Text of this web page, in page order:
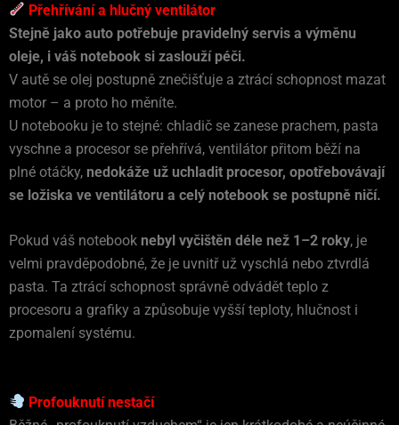
Přehřívání a hlučný ventilátor
Stejně jako auto potřebuje pravidelný servis a výměnu
oleje, i váš notebook si zaslouží péči.
V autě se olej postupně znečišťuje a ztrácí schopnost mazat
motor – a proto ho měníte.
U notebooku je to stejné: chladič se zanese prachem, pasta
vyschne a procesor se přehřívá, ventilátor přitom běží na
plné otáčky, nedokáže už uchladit procesor, opotřebovávají
se ložiska ve ventilátoru a celý notebook se postupně ničí.
Pokud váš notebook nebyl vyčištěn déle než 1–2 roky, je
velmi pravděpodobné, že je uvnitř už vyschlá nebo ztvrdlá
pasta. Ta ztrácí schopnost správně odvádět teplo z
procesoru a grafiky a způsobuje vyšší teploty, hlučnost i
zpomalení systému.
Profouknutí nestačí